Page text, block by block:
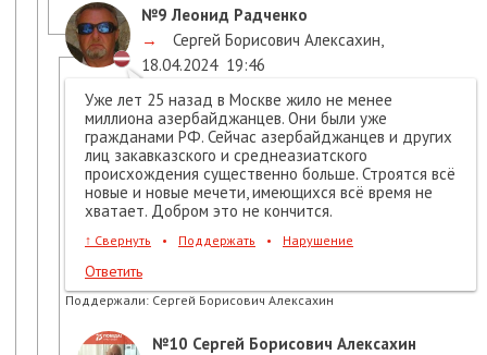
№9 Леонид Радченко
→
Сергей Борисович Алексахин,
18.04.2024 19:46
Уже лет 25 назад в Москве жило не менее
миллиона азербайджанцев. Они были уже
гражданами РФ. Сейчас азербайджанцев и других
лиц закавказского и среднеазиатского
происхождения существенно больше. Строятся всё
новые и новые мечети, имеющихся всё время не
хватает. Добром это не кончится.
↑ Свернуть • Поддержать • Нарушение
Ответить
Поддержали: Сергей Борисович Алексахин
№10 Сергей Борисович Алексахин